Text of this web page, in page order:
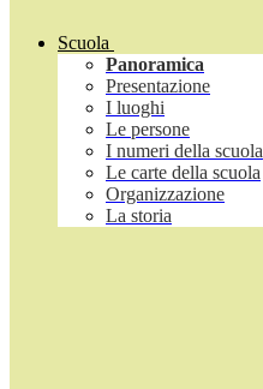
Scuola
Panoramica
Presentazione
I luoghi
Le persone
I numeri della scuola
Le carte della scuola
Organizzazione
La storia